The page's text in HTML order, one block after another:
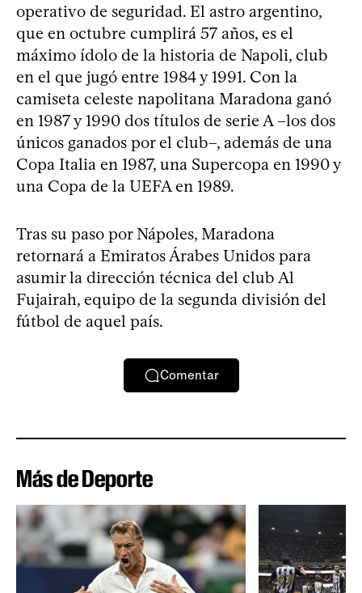
operativo de seguridad. El astro argentino,
que en octubre cumplirá 57 años, es el
máximo ídolo de la historia de Napoli, club
en el que jugó entre 1984 y 1991. Con la
camiseta celeste napolitana Maradona ganó
en 1987 y 1990 dos títulos de serie A –los dos
únicos ganados por el club–, además de una
Copa Italia en 1987, una Supercopa en 1990 y
una Copa de la UEFA en 1989.
Tras su paso por Nápoles, Maradona
retornará a Emiratos Árabes Unidos para
asumir la dirección técnica del club Al
Fujairah, equipo de la segunda división del
fútbol de aquel país.
Comentar
Más de Deporte